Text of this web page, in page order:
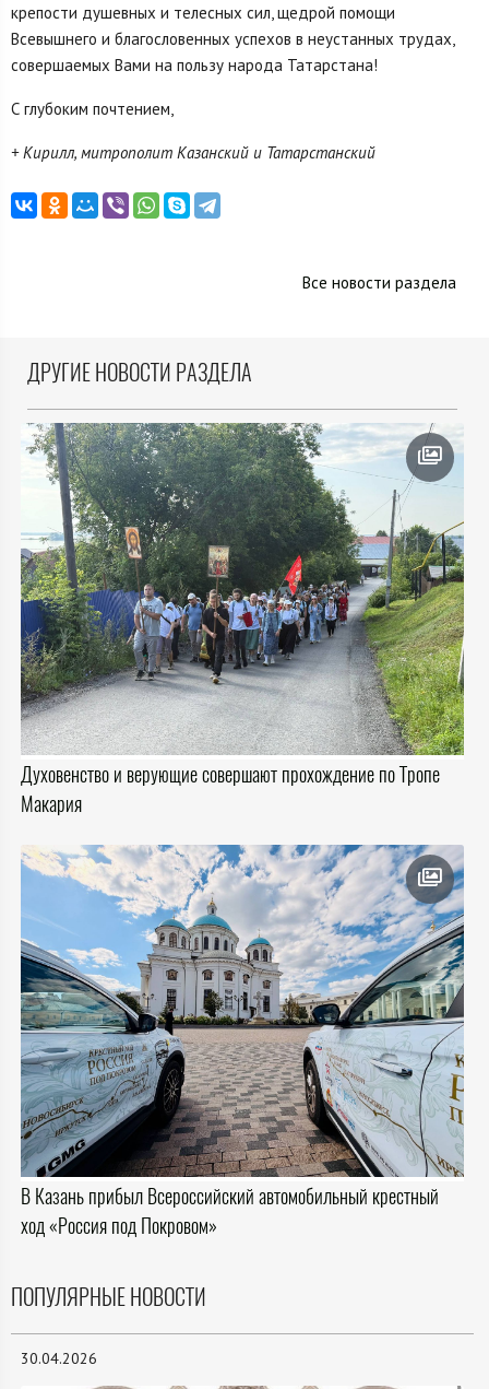
крепости душевных и телесных сил, щедрой помощи
Всевышнего и благословенных успехов в неустанных трудах,
совершаемых Вами на пользу народа Татарстана!
С глубоким почтением,
+ Кирилл, митрополит Казанский и Татарстанский
Все новости раздела
ДРУГИЕ НОВОСТИ РАЗДЕЛА
Духовенство и верующие совершают прохождение по Тропе
Макария
В Казань прибыл Всероссийский автомобильный крестный
ход «Россия под Покровом»
ПОПУЛЯРНЫЕ НОВОСТИ
30.04.2026